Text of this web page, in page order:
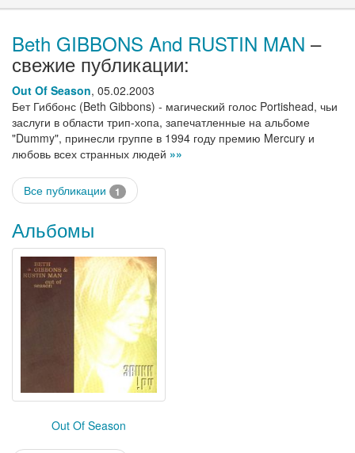
Beth GIBBONS And RUSTIN MAN –
свежие публикации:
Out Of Season, 05.02.2003
Бет Гиббонс (Beth Gibbons) - магический голос Portishead, чьи
заслуги в области трип-хопа, запечатленные на альбоме
"Dummy", принесли группе в 1994 году премию Mercury и
любовь всех странных людей »»
Все публикации 1
Альбомы
Out Of Season